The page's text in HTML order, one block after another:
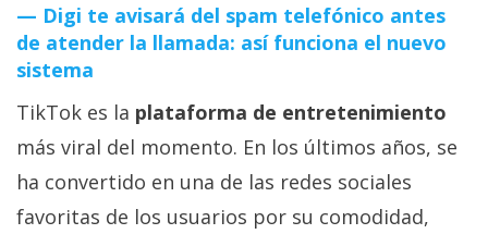
Digi te avisará del spam telefónico antes
de atender la llamada: así funciona el nuevo
sistema
TikTok es la plataforma de entretenimiento
más viral del momento. En los últimos años, se
ha convertido en una de las redes sociales
favoritas de los usuarios por su comodidad,